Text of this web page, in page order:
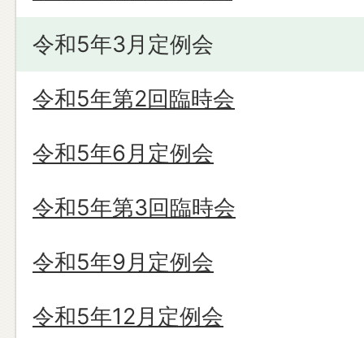
令和5年3月定例会
令和5年第2回臨時会
令和5年6月定例会
令和5年第3回臨時会
令和5年9月定例会
令和5年12月定例会